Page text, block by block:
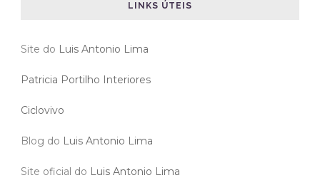
LINKS ÚTEIS
Site do Luis Antonio Lima
Patricia Portilho Interiores
Ciclovivo
Blog do Luis Antonio Lima
Site oficial do Luis Antonio Lima